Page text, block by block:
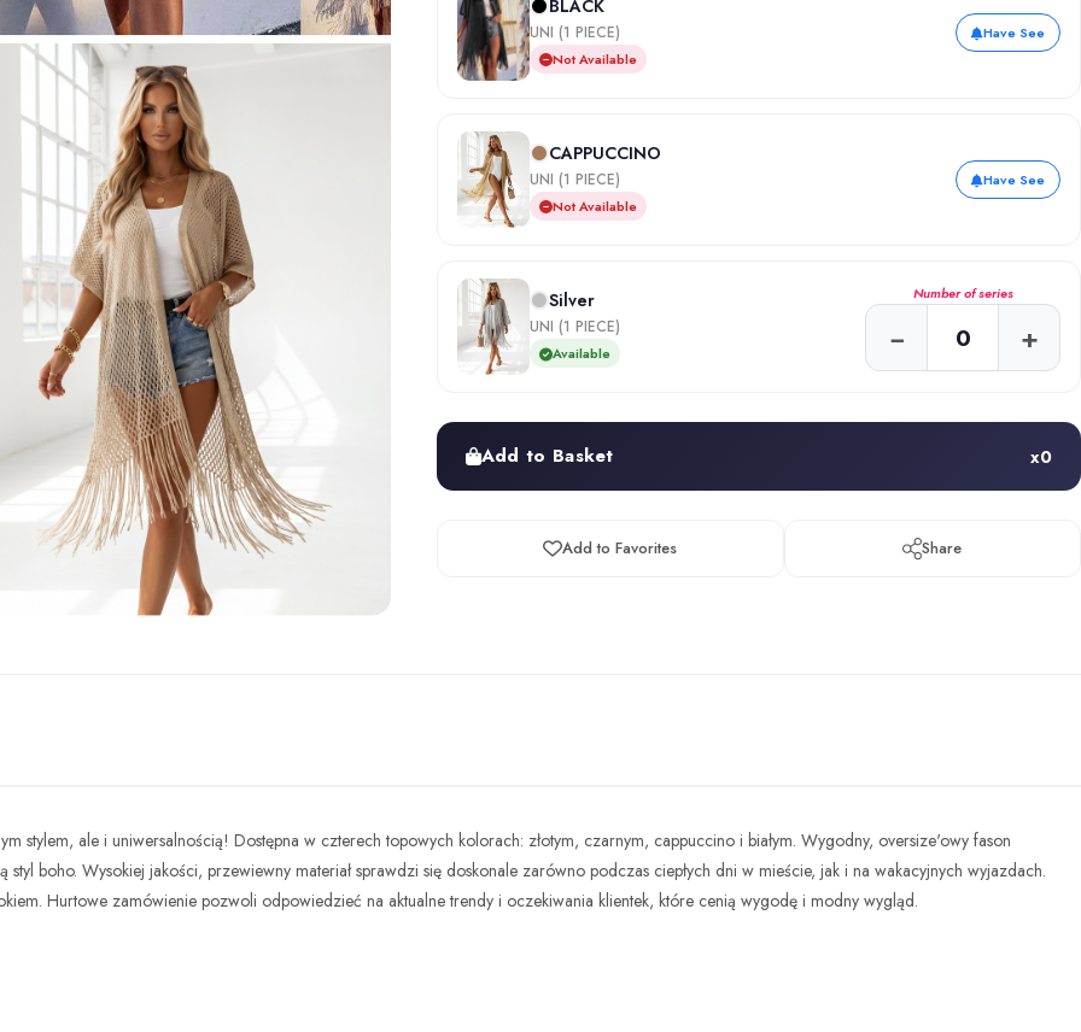
BLACK
UNI (1 PIECE)
Not Available
Have See
CAPPUCCINO
UNI (1 PIECE)
Not Available
Have See
Silver
UNI (1 PIECE)
Available
Number of series
− +
Add to Basket x0
Add to Favorites Share
stylem, ale i uniwersalnością! Dostępna w czterech topowych kolorach: złotym, czarnym, cappuccino i białym. Wygodny, oversize'owy fason
boho. Wysokiej jakości, przewiewny materiał sprawdzi się doskonale zarówno podczas ciepłych dni w mieście, jak i na wakacyjnych wyjazdach.
Hurtowe zamówienie pozwoli odpowiedzieć na aktualne trendy i oczekiwania klientek, które cenią wygodę i modny wygląd.